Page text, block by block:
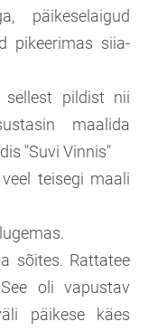
päikeselaigud
pikeerimas siia-
pildist nii
maalida
"Suvi Vinnis"
teisegi maali
sõites. Rattatee
oli vapustav
päikese käes